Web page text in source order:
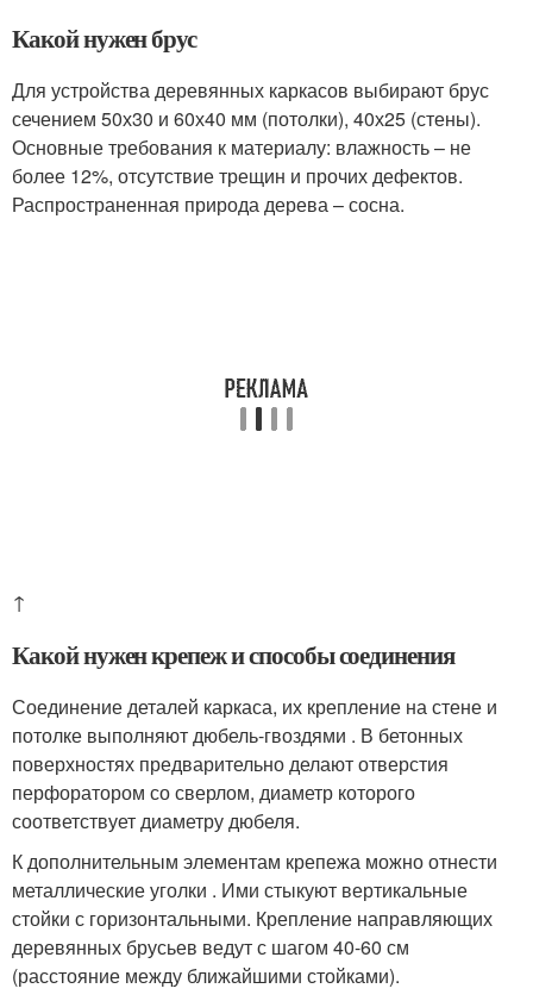
Какой нужен брус
Для устройства деревянных каркасов выбирают брус
сечением 50х30 и 60х40 мм (потолки), 40х25 (стены).
Основные требования к материалу: влажность – не
более 12%, отсутствие трещин и прочих дефектов.
Распространенная природа дерева – сосна.
↑
Какой нужен крепеж и способы соединения
Соединение деталей каркаса, их крепление на стене и
потолке выполняют дюбель-гвоздями . В бетонных
поверхностях предварительно делают отверстия
перфоратором со сверлом, диаметр которого
соответствует диаметру дюбеля.
К дополнительным элементам крепежа можно отнести
металлические уголки . Ими стыкуют вертикальные
стойки с горизонтальными. Крепление направляющих
деревянных брусьев ведут с шагом 40-60 см
(расстояние между ближайшими стойками).